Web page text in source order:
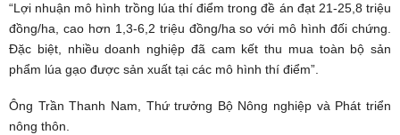
“Lợi nhuận mô hình trồng lúa thí điểm trong đề án đạt 21-25,8 triệu
đồng/ha, cao hơn 1,3-6,2 triệu đồng/ha so với mô hình đối chứng.
Đặc biệt, nhiều doanh nghiệp đã cam kết thu mua toàn bộ sản
phẩm lúa gạo được sản xuất tại các mô hình thí điểm”.
Ông Trần Thanh Nam, Thứ trưởng Bộ Nông nghiệp và Phát triển
nông thôn.